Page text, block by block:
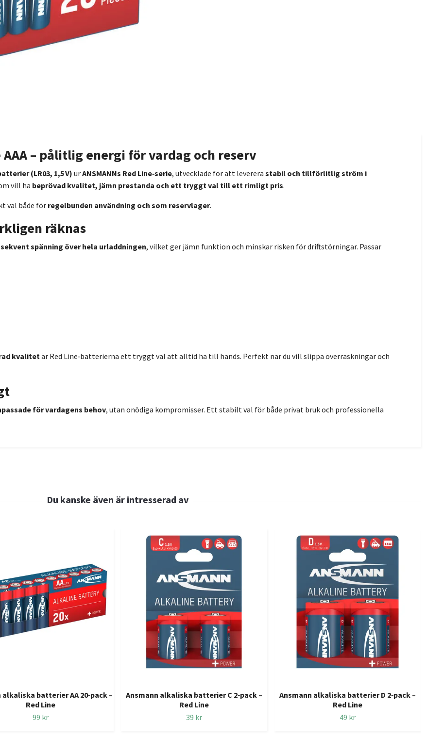
AAA – pålitlig energi för vardag och reserv
(LR03, 1,5 V) urANSMANNs Red Line‑serie, utvecklade för att leverera stabil och tillförlitlig ström i
vill ha beprövad kvalitet, jämn prestanda och ett tryggt val till ett rimligt pris.
val både för regelbunden användning och som reservlager.
räknas
spänning över hela urladdningen, vilket ger jämn funktion och minskar risken för driftstörningar. Passar
kvalitetär Red Line‑batterierna ett tryggt val att alltid ha till hands. Perfekt när du vill slippa överraskningar och
för vardagens behov, utan onödiga kompromisser. Ett stabilt val för både privat bruk och professionella
alkaliska batterier AA 20‑pack –
Red Line
99 kr
Ansmann alkaliska batterier C 2‑pack –
Red Line
39 kr
Ansmann alkaliska batterier D 2‑pack –
Red Line
49 kr